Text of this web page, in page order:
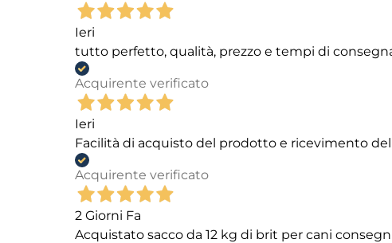
Ieri
tutto perfetto, qualità, prezzo e tempi di
Acquirente verificato
Ieri
Facilità di acquisto del prodotto e ricevimento
Acquirente verificato
2 Giorni Fa
Acquistato sacco da 12 kg di brit per cani